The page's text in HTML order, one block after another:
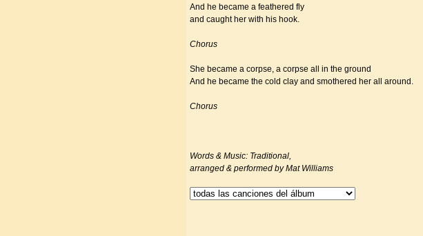
And he became a feathered fly
and caught her with his hook.
Chorus
She became a corpse, a corpse all in the ground
And he became the cold clay and smothered her all around.
Chorus
Words & Music: Traditional,
arranged & performed by Mat Williams